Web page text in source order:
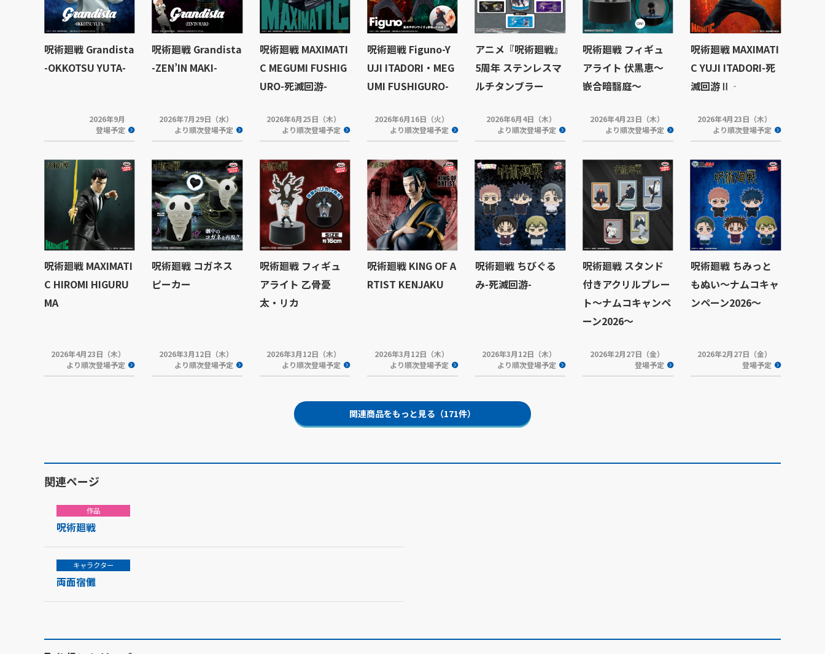
呪術廻戦 Grandista
-OKKOTSU YUTA-
2026年9月
登場予定
呪術廻戦 Grandista
-ZEN’IN MAKI-
2026年7月29日（水）
より順次登場予定
呪術廻戦 MAXIMATI
C MEGUMI FUSHIG
URO-死滅回游-
2026年6月25日（木）
より順次登場予定
呪術廻戦 Figuno-Y
UJI ITADORI・MEG
UMI FUSHIGURO-
2026年6月16日（火）
より順次登場予定
アニメ『呪術廻戦』
5周年 ステンレスマ
ルチタンブラー
2026年6月4日（木）
より順次登場予定
呪術廻戦 フィギュ
アライト 伏黒恵～
嵌合暗翳庭～
2026年4月23日（木）
より順次登場予定
呪術廻戦 MAXIMATI
C YUJI ITADORI-死
滅回游Ⅱ‐
2026年4月23日（木）
より順次登場予定
呪術廻戦 MAXIMATI
C HIROMI HIGURU
MA
2026年4月23日（木）
より順次登場予定
呪術廻戦 コガネス
ピーカー
2026年3月12日（木）
より順次登場予定
呪術廻戦 フィギュ
アライト 乙骨憂
太・リカ
2026年3月12日（木）
より順次登場予定
呪術廻戦 KING OF A
RTIST KENJAKU
2026年3月12日（木）
より順次登場予定
呪術廻戦 ちびぐる
み-死滅回游-
2026年3月12日（木）
より順次登場予定
呪術廻戦 スタンド
付きアクリルプレー
ト～ナムコキャンペ
ーン2026～
2026年2月27日（金）
登場予定
呪術廻戦 ちみっと
もぬい～ナムコキャ
ンペーン2026～
2026年2月27日（金）
登場予定
関連商品をもっと見る（171件）
関連ページ
作品
呪術廻戦
キャラクター
両面宿儺